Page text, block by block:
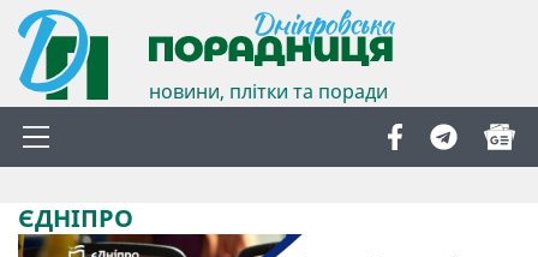
новини, плітки та поради
ЄДНІПРО